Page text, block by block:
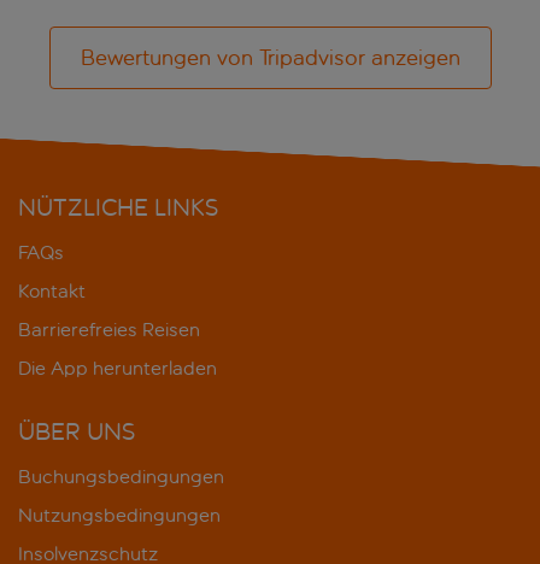
Bewertungen von Tripadvisor anzeigen
NÜTZLICHE LINKS
FAQs
Kontakt
Barrierefreies Reisen
Die App herunterladen
ÜBER UNS
Buchungsbedingungen
Nutzungsbedingungen
Insolvenzschutz